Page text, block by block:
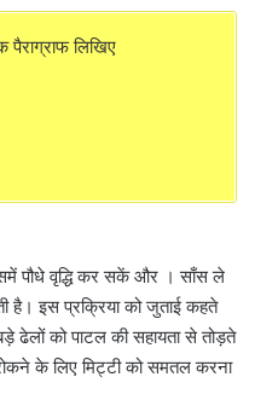
लिखिए
पौधे वृद्धि कर सकें और । साँस ले
है। इस प्रक्रिया को जुताई कहते
को पाटल की सहायता से तोड़ते
के लिए मिट्टी को समतल करना